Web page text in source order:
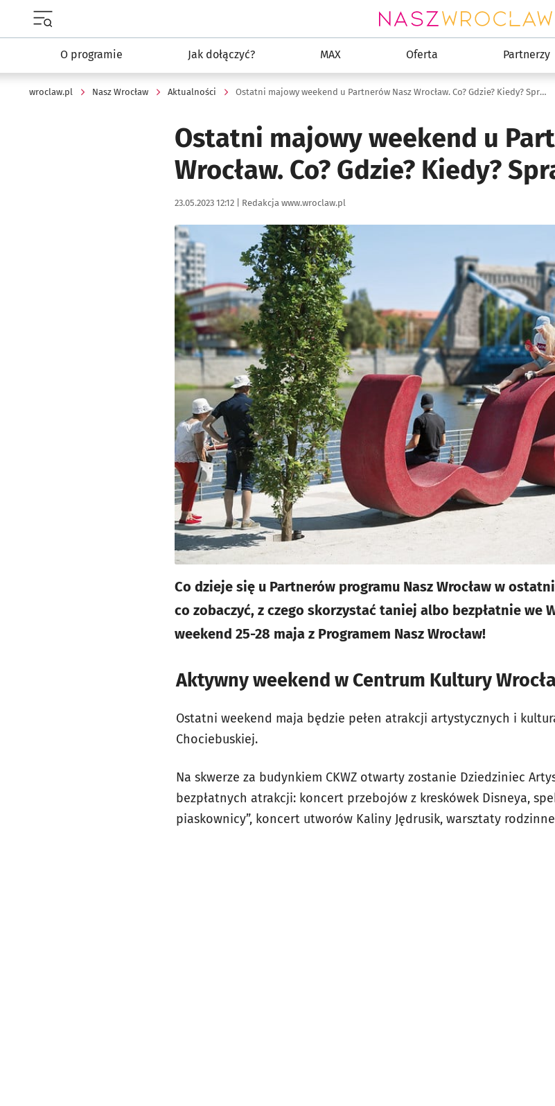
O programie Jak dołączyć? MAX Oferta Partnerzy
wroclaw.pl Nasz Wrocław Aktualności Ostatni majowy weekend u Partnerów Nasz Wrocław. Co? Gdzie? Kiedy? Sprawdź!
Ostatni majowy weekend u
Wrocław. Co? Gdzie? Kiedy?
Data publikacji:
23.05.2023 12:12 | Autor:
Redakcja www.wroclaw.pl
Kliknij, aby powiększyć
Co dzieje się u Partnerów programu Nasz Wrocław w
co zobaczyć, z czego skorzystać taniej albo bezpłatnie we
weekend 25-28 maja z Programem Nasz Wrocław!
Aktywny weekend w Centrum Kultury
Ostatni weekend maja będzie pełen atrakcji artystycznych i
Chociebuskiej.
Na skwerze za budynkiem CKWZ otwarty zostanie Dziedziniec
bezpłatnych atrakcji: koncert przebojów z kreskówek Disneya,
piaskownicy”, koncert utworów Kaliny Jędrusik, warsztaty